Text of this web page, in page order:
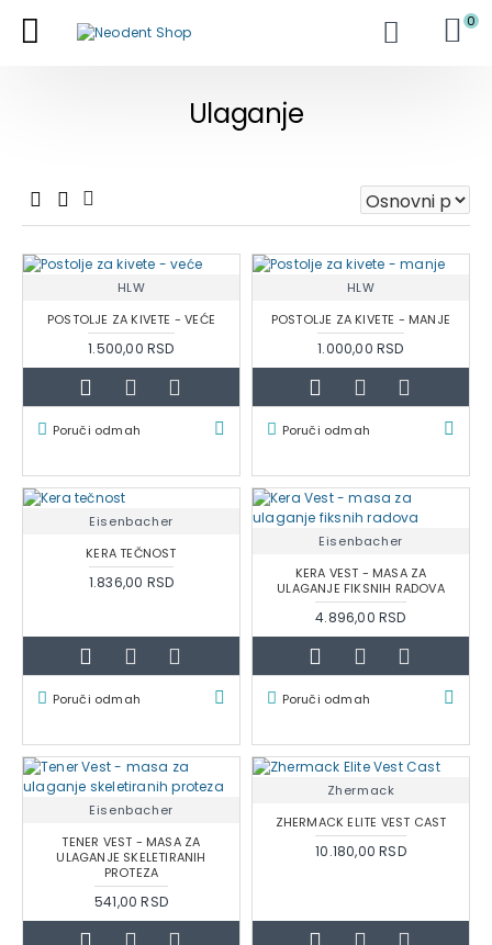
0
Ulaganje
HLW
POSTOLJE ZA KIVETE - VEĆE
1.500,00 RSD
Poruči odmah
HLW
POSTOLJE ZA KIVETE - MANJE
1.000,00 RSD
Poruči odmah
Eisenbacher
KERA TEČNOST
1.836,00 RSD
Poruči odmah
Eisenbacher
KERA VEST - MASA ZA
ULAGANJE FIKSNIH RADOVA
4.896,00 RSD
Poruči odmah
Eisenbacher
TENER VEST - MASA ZA
ULAGANJE SKELETIRANIH
PROTEZA
541,00 RSD
Zhermack
ZHERMACK ELITE VEST CAST
10.180,00 RSD